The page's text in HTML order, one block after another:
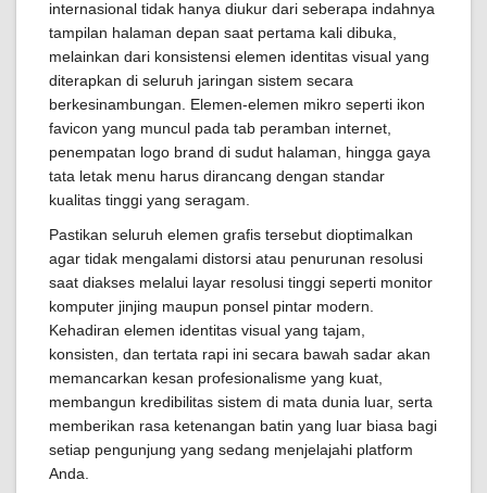
internasional tidak hanya diukur dari seberapa indahnya
tampilan halaman depan saat pertama kali dibuka,
melainkan dari konsistensi elemen identitas visual yang
diterapkan di seluruh jaringan sistem secara
berkesinambungan. Elemen-elemen mikro seperti ikon
favicon yang muncul pada tab peramban internet,
penempatan logo brand di sudut halaman, hingga gaya
tata letak menu harus dirancang dengan standar
kualitas tinggi yang seragam.
Pastikan seluruh elemen grafis tersebut dioptimalkan
agar tidak mengalami distorsi atau penurunan resolusi
saat diakses melalui layar resolusi tinggi seperti monitor
komputer jinjing maupun ponsel pintar modern.
Kehadiran elemen identitas visual yang tajam,
konsisten, dan tertata rapi ini secara bawah sadar akan
memancarkan kesan profesionalisme yang kuat,
membangun kredibilitas sistem di mata dunia luar, serta
memberikan rasa ketenangan batin yang luar biasa bagi
setiap pengunjung yang sedang menjelajahi platform
Anda.